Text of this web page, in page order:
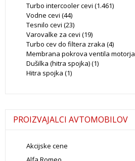
Turbo intercooler cevi (1.461)
Vodne cevi (44)
Tesnilo cevi (23)
Varovalke za cevi (19)
Turbo cev do filtera zraka (4)
Membrana pokrova ventila motorja
Dušilka (hitra spojka)(1)
Hitra spojka (1)
PROIZVAJALCI AVTOMOBILOV
Akcijske cene